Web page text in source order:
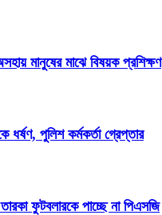
মানুষের মাঝে বিষয়ক প্রশিক্ষণ
ধর্ষণ, পুলিশ কর্মকর্তা গ্রেপ্তার
তারকা ফুটবলারকে পাচ্ছে না পিএসজি